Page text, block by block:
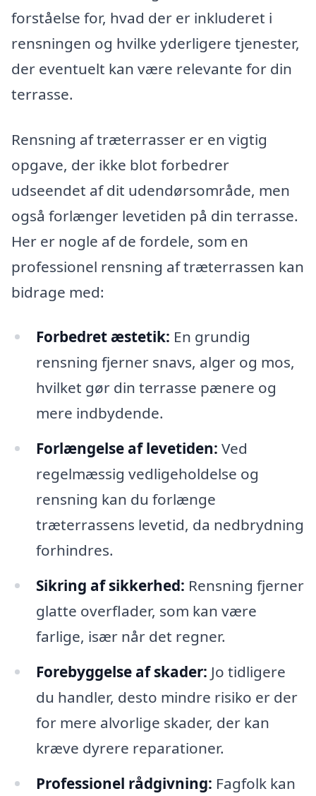
forståelse for, hvad der er inkluderet i
rensningen og hvilke yderligere tjenester,
der eventuelt kan være relevante for din
terrasse.
Rensning af træterrasser er en vigtig
opgave, der ikke blot forbedrer
udseendet af dit udendørsområde, men
også forlænger levetiden på din terrasse.
Her er nogle af de fordele, som en
professionel rensning af træterrassen kan
bidrage med:
Forbedret æstetik: En grundig
rensning fjerner snavs, alger og mos,
hvilket gør din terrasse pænere og
mere indbydende.
Forlængelse af levetiden: Ved
regelmæssig vedligeholdelse og
rensning kan du forlænge
træterrassens levetid, da nedbrydning
forhindres.
Sikring af sikkerhed: Rensning fjerner
glatte overflader, som kan være
farlige, især når det regner.
Forebyggelse af skader: Jo tidligere
du handler, desto mindre risiko er der
for mere alvorlige skader, der kan
kræve dyrere reparationer.
Professionel rådgivning: Fagfolk kan